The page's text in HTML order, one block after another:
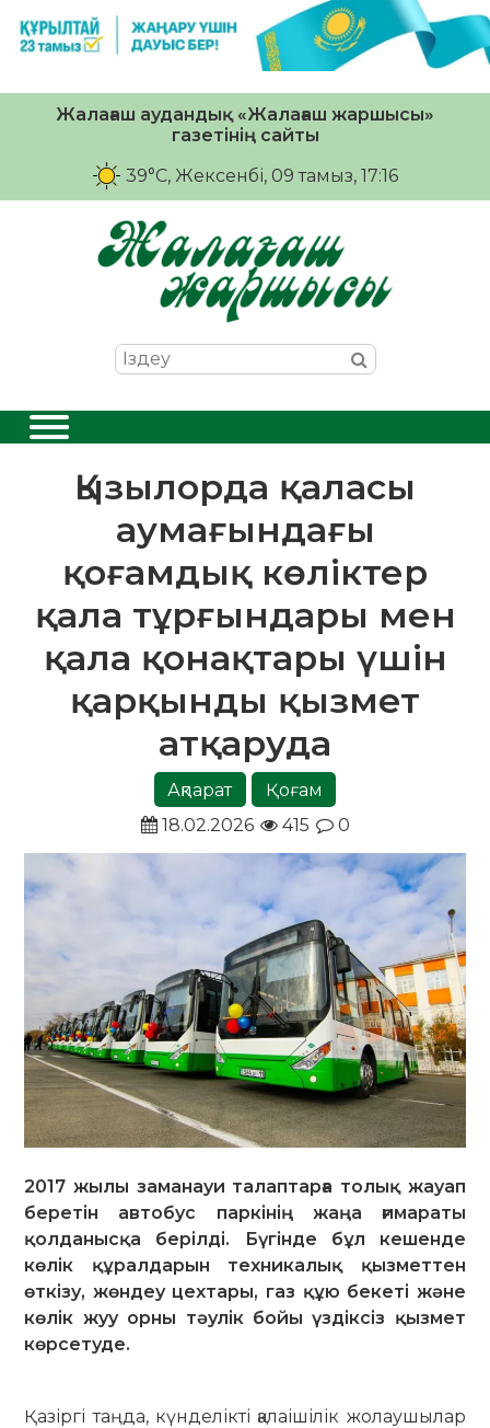
Жалағаш аудандық «Жалағаш жаршысы»
газетінің сайты
39°C, Жексенбі, 09 тамыз, 17:16
Қызылорда қаласы
аумағындағы
қоғамдық көліктер
қала тұрғындары мен
қала қонақтары үшін
қарқынды қызмет
атқаруда
Ақпарат
Қоғам
18.02.2026
415 0
2017 жылы заманауи талаптарға толық жауап
беретін автобус паркінің жаңа ғимараты
қолданысқа берілді. Бүгінде бұл кешенде
көлік құралдарын техникалық қызметтен
өткізу, жөндеу цехтары, газ құю бекеті және
көлік жуу орны тәулік бойы үздіксіз қызмет
көрсетуде.
Қазіргі таңда, күнделікті қалаішілік жолаушылар